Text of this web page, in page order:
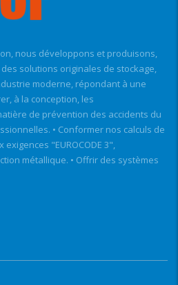
nous développons et produisons,
solutions originales de stockage,
moderne, répondant à une
à la conception, les
de prévention des accidents du
• Conformer nos calculs de
"EUROCODE 3",
métallique. • Offrir des systèmes